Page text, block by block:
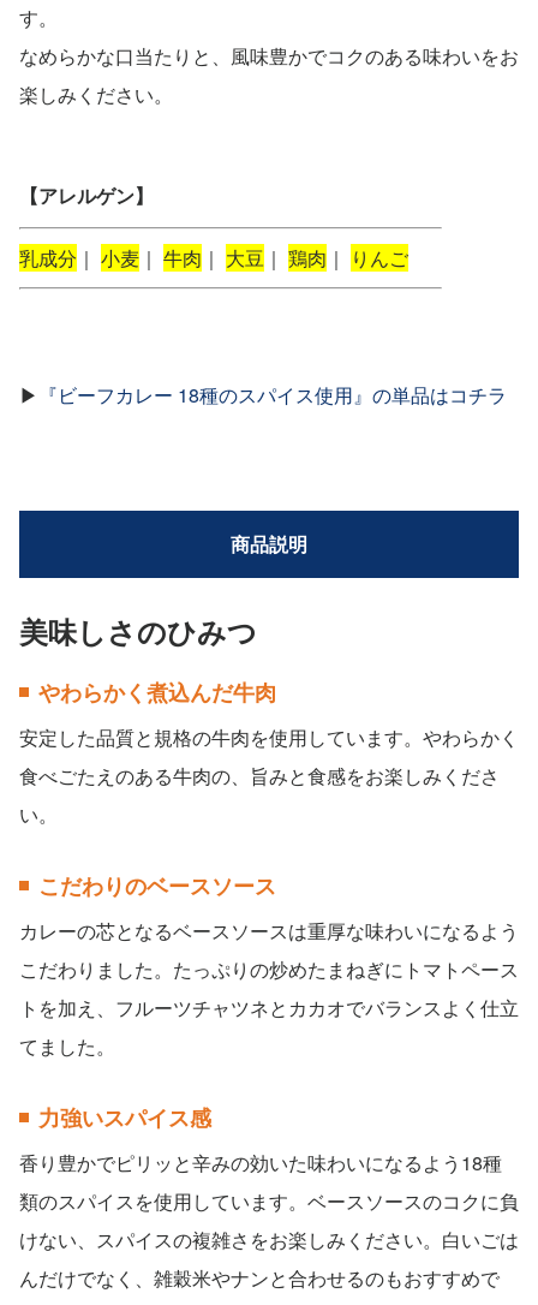
す。
なめらかな口当たりと、風味豊かでコクのある味わいをお
楽しみください。
【アレルゲン】
乳成分 ｜ 小麦 ｜ 牛肉 ｜ 大豆 ｜ 鶏肉 ｜ りんご
▶ 『ビーフカレー 18種のスパイス使用』の単品はコチラ
商品説明
美味しさのひみつ
やわらかく煮込んだ牛肉
安定した品質と規格の牛肉を使用しています。やわらかく
食べごたえのある牛肉の、旨みと食感をお楽しみくださ
い。
こだわりのベースソース
カレーの芯となるベースソースは重厚な味わいになるよう
こだわりました。たっぷりの炒めたまねぎにトマトペース
トを加え、フルーツチャツネとカカオでバランスよく仕立
てました。
力強いスパイス感
香り豊かでピリッと辛みの効いた味わいになるよう18種
類のスパイスを使用しています。ベースソースのコクに負
けない、スパイスの複雑さをお楽しみください。白いごは
んだけでなく、雑穀米やナンと合わせるのもおすすめで